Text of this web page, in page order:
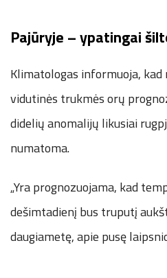
Pajūryje – ypatingai
Klimatologas informuoja,
vidutinės trukmės orų
didelių anomalijų likusiai
numatoma.
„Yra prognozuojama, kad
dešimtadienį bus truputį
daugiametę, apie pusę